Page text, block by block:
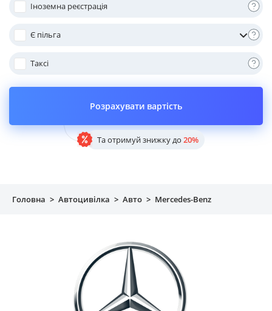
Іноземна реєстрація
Є пільга
Таксі
Розрахувати вартість
Та отримуй знижку до 20%
Головна > Автоцивілка > Авто > Mercedes-Benz